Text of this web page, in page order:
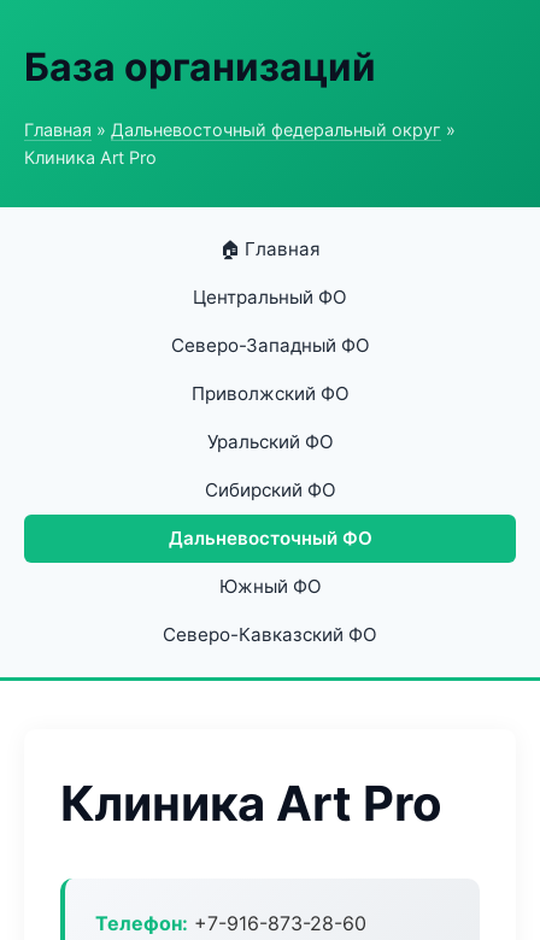
База организаций
Главная » Дальневосточный федеральный округ »
Клиника Art Pro
🏠 Главная
Центральный ФО
Северо-Западный ФО
Приволжский ФО
Уральский ФО
Сибирский ФО
Дальневосточный ФО
Южный ФО
Северо-Кавказский ФО
Клиника Art Pro
Телефон: +7-916-873-28-60